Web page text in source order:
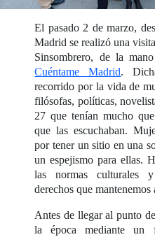
El pasado 2 de marzo,
Madrid se realizó una
Sinsombrero, de la
Cuéntame Madrid.
recorrido por la vida de
filósofas, políticas,
27 que tenían mucho
que las escuchaban.
por tener un sitio en una
un espejismo para ellas.
las normas culturales y
derechos que mantenemos
Antes de llegar al punto
la época mediante un